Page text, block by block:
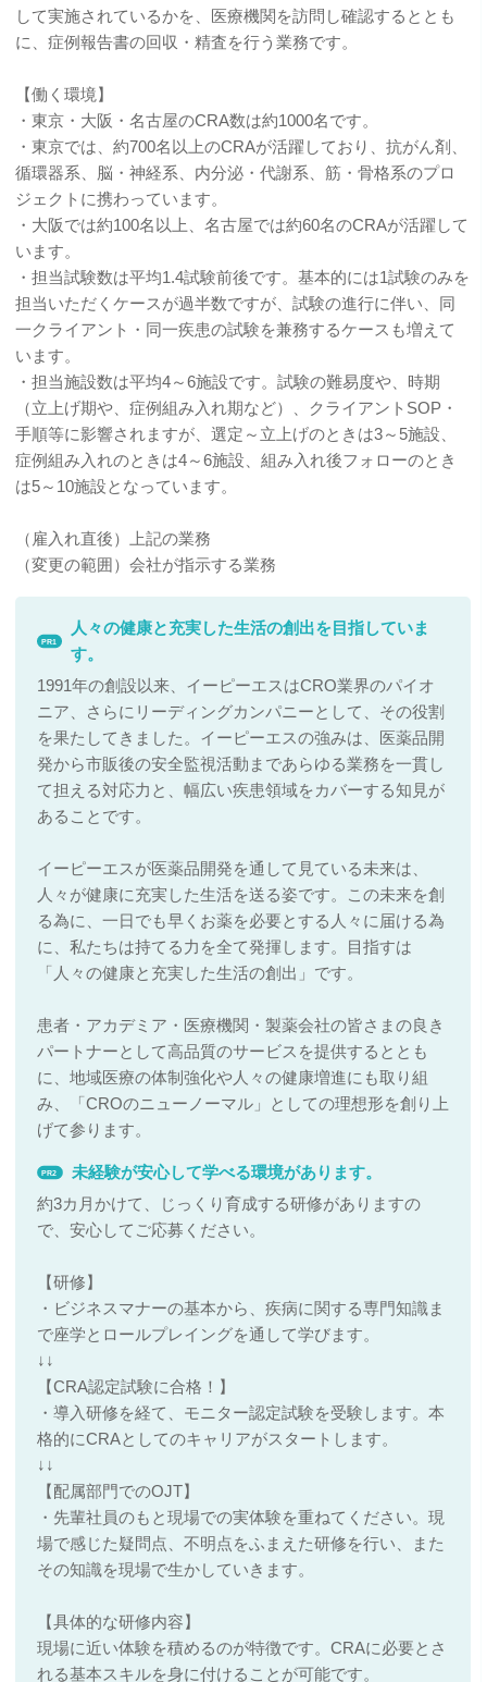
して実施されているかを、医療機関を訪問し確認するととも
に、症例報告書の回収・精査を行う業務です。
【働く環境】
・東京・大阪・名古屋のCRA数は約1000名です。
・東京では、約700名以上のCRAが活躍しており、抗がん剤、
循環器系、脳・神経系、内分泌・代謝系、筋・骨格系のプロ
ジェクトに携わっています。
・大阪では約100名以上、名古屋では約60名のCRAが活躍して
います。
・担当試験数は平均1.4試験前後です。基本的には1試験のみを
担当いただくケースが過半数ですが、試験の進行に伴い、同
一クライアント・同一疾患の試験を兼務するケースも増えて
います。
・担当施設数は平均4～6施設です。試験の難易度や、時期
（立上げ期や、症例組み入れ期など）、クライアントSOP・
手順等に影響されますが、選定～立上げのときは3～5施設、
症例組み入れのときは4～6施設、組み入れ後フォローのとき
は5～10施設となっています。
（雇入れ直後）上記の業務
（変更の範囲）会社が指示する業務
PR1
人々の健康と充実した生活の創出を目指していま
す。
1991年の創設以来、イーピーエスはCRO業界のパイオ
ニア、さらにリーディングカンパニーとして、その役割
を果たしてきました。イーピーエスの強みは、医薬品開
発から市販後の安全監視活動まであらゆる業務を一貫し
て担える対応力と、幅広い疾患領域をカバーする知見が
あることです。
イーピーエスが医薬品開発を通して見ている未来は、
人々が健康に充実した生活を送る姿です。この未来を創
る為に、一日でも早くお薬を必要とする人々に届ける為
に、私たちは持てる力を全て発揮します。目指すは
「人々の健康と充実した生活の創出」です。
患者・アカデミア・医療機関・製薬会社の皆さまの良き
パートナーとして高品質のサービスを提供するととも
に、地域医療の体制強化や人々の健康増進にも取り組
み、「CROのニューノーマル」としての理想形を創り上
げて参ります。
PR2
未経験が安心して学べる環境があります。
約3カ月かけて、じっくり育成する研修がありますの
で、安心してご応募ください。
【研修】
・ビジネスマナーの基本から、疾病に関する専門知識ま
で座学とロールプレイングを通して学びます。
↓↓
【CRA認定試験に合格！】
・導入研修を経て、モニター認定試験を受験します。本
格的にCRAとしてのキャリアがスタートします。
↓↓
【配属部門でのOJT】
・先輩社員のもと現場での実体験を重ねてください。現
場で感じた疑問点、不明点をふまえた研修を行い、また
その知識を現場で生かしていきます。
【具体的な研修内容】
現場に近い体験を積めるのが特徴です。CRAに必要とさ
れる基本スキルを身に付けることが可能です。